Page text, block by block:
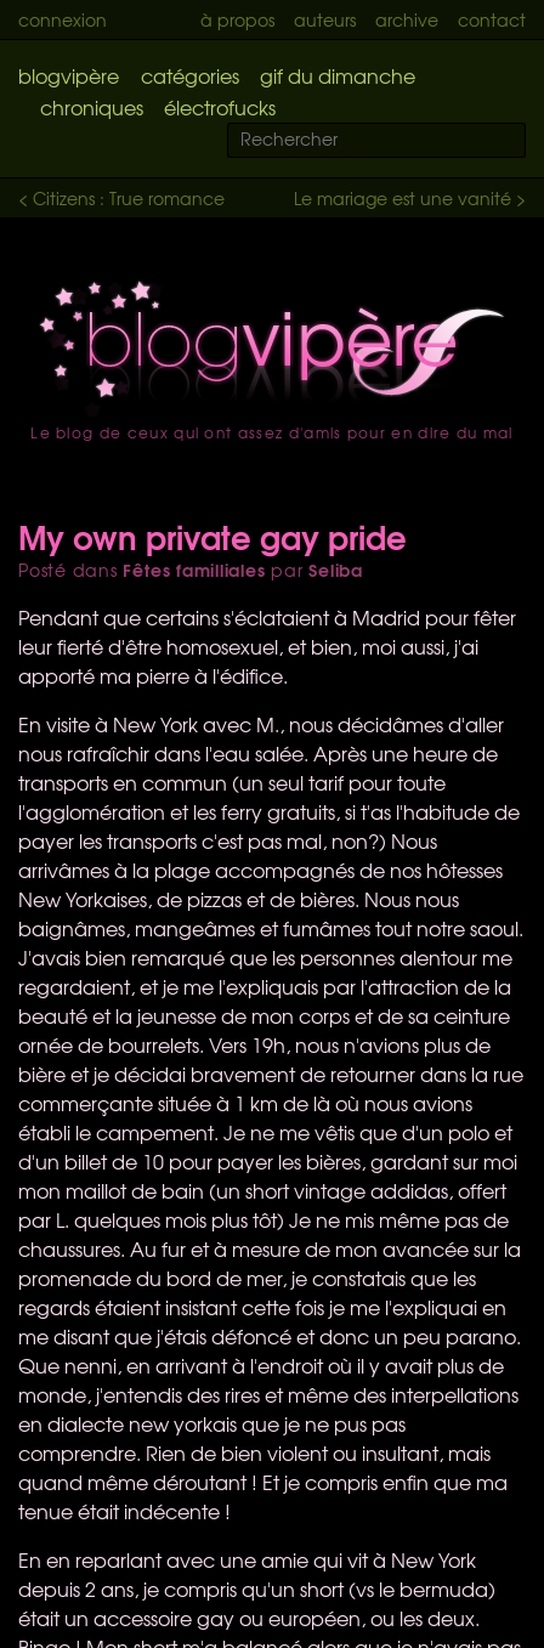
connexion à propos auteurs archive contact
blogvipère catégories
gif du dimanche
chroniques
électrofucks
Le mariage est une vanité >
< Citizens : True romance
accueil
Le blog de ceux qui ont assez d'amis pour en dire du mal
My own private gay pride
Posté dans Fêtes familliales parSeliba
Pendant que certains s'éclataient à Madrid pour fêter
leur fierté d'être homosexuel, et bien, moi aussi, j'ai
apporté ma pierre à l'édifice.
En visite à New York avec M., nous décidâmes d'aller
nous rafraîchir dans l'eau salée. Après une heure de
transports en commun (un seul tarif pour toute
l'agglomération et les ferry gratuits, si t'as l'habitude de
payer les transports c'est pas mal, non?) Nous
arrivâmes à la plage accompagnés de nos hôtesses
New Yorkaises, de pizzas et de bières. Nous nous
baignâmes, mangeâmes et fumâmes tout notre saoul.
J'avais bien remarqué que les personnes alentour me
regardaient, et je me l'expliquais par l'attraction de la
beauté et la jeunesse de mon corps et de sa ceinture
ornée de bourrelets. Vers 19h, nous n'avions plus de
bière et je décidai bravement de retourner dans la rue
commerçante située à 1 km de là où nous avions
établi le campement. Je ne me vêtis que d'un polo et
d'un billet de 10 pour payer les bières, gardant sur moi
mon maillot de bain (un short vintage addidas, offert
par L. quelques mois plus tôt) Je ne mis même pas de
chaussures. Au fur et à mesure de mon avancée sur la
promenade du bord de mer, je constatais que les
regards étaient insistant cette fois je me l'expliquai en
me disant que j'étais défoncé et donc un peu parano.
Que nenni, en arrivant à l'endroit où il y avait plus de
monde, j'entendis des rires et même des interpellations
en dialecte new yorkais que je ne pus pas
comprendre. Rien de bien violent ou insultant, mais
quand même déroutant ! Et je compris enfin que ma
tenue était indécente !
En en reparlant avec une amie qui vit à New York
depuis 2 ans, je compris qu'un short (vs le bermuda)
était un accessoire gay ou européen, ou les deux.